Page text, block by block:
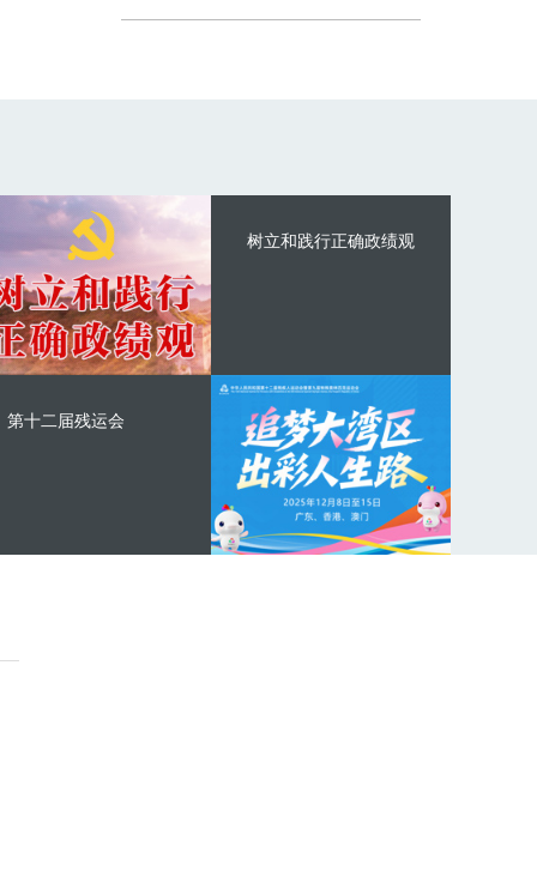
树立和践行正确政绩观
第十二届残运会